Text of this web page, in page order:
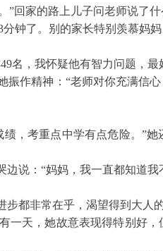
回家的路上儿子问老师说了什
钟了。别的家长特别羡慕妈
名，我怀疑他有智力问题，
作精神：“老师对你充满信
，考重点中学有点危险。”
边说：“妈妈，我一直都知道
都非常在乎，渴望得到大人的
一天，她故意表现得特别好